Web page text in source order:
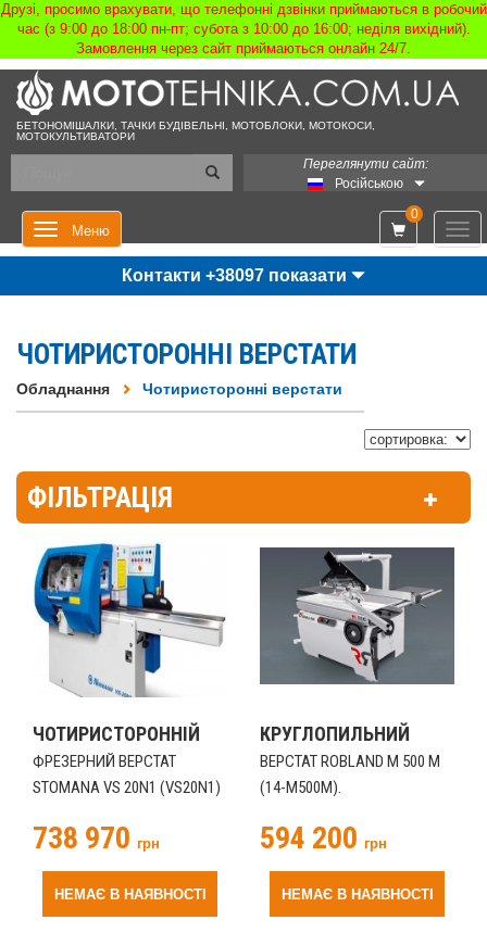
Друзі, просимо врахувати, що телефонні дзвінки приймаються в робочий
час (з 9:00 до 18:00 пн-пт; субота з 10:00 до 16:00; неділя вихідний).
Замовлення через сайт приймаються онлайн 24/7.
БЕТОНОМІШАЛКИ, ТАЧКИ БУДІВЕЛЬНІ, МОТОБЛОКИ, МОТОКОСИ,
МОТОКУЛЬТИВАТОРИ
Переглянути сайт:
Російською
Меню
0
Контакти +38097 показати
ЧОТИРИСТОРОННІ ВЕРСТАТИ
Обладнання Чотиристоронні верстати
ФІЛЬТРАЦІЯ
ЧОТИРИСТОРОННІЙ
ФРЕЗЕРНИЙ ВЕРСТАТ
STOMANA VS 20N1 (VS20N1)
738 970 грн
НЕМАЄ В НАЯВНОСТІ
КРУГЛОПИЛЬНИЙ
ВЕРСТАТ ROBLAND M 500 M
(14-M500M).
594 200 грн
НЕМАЄ В НАЯВНОСТІ